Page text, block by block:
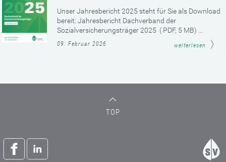
Unser Jahresbericht 2025 steht für Sie als Download
bereit: Jahresbericht Dachverband der
Sozialversicherungsträger 2025 ( PDF, 5 MB) ...
09. Februar 2026 weiterlesen
TOP